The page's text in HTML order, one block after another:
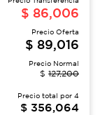
$ 86,006
Precio Oferta
$ 89,016
Precio Normal
$ 127,200
Precio total por 4
$ 356,064